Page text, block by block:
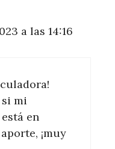
a las 14:16
mi
en
¡muy